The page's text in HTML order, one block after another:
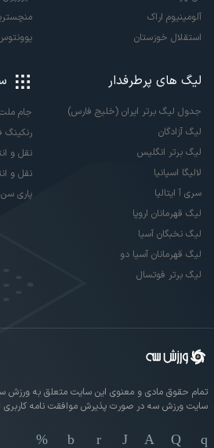
آلومینیوم اراک
استقلال خوزستان
لیگ های پرطرفدار
جدول لیگ برتر ایران (خلیج فارس)
لیگ آزادگان
لیگ برتر انگلیس
لالیگا اسپانیا
سری آ ایتالیا
لیگ قهرمانان اروپا
لیگ نخبگان آسیا
لیگ قهرمانان آسیا دو
لیگ برتر فوتسال
جام
رنکینگ
نقل و
نقل و
پاری
تمام حقوق مادی و معنوی این سایت متعلق به ورزش
سایت ورزش سه در صورت پذیرش موافقت نامه کاربری